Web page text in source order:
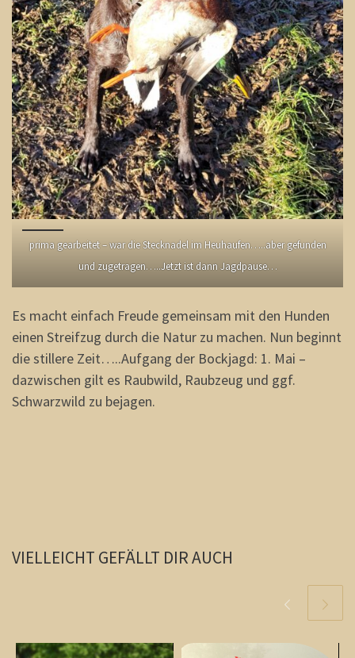
prima gearbeitet – war die Stecknadel im Heuhaufen…..aber gefunden
und zugetragen…..Jetzt ist dann Jagdpause…
Es macht einfach Freude gemeinsam mit den Hunden
einen Streifzug durch die Natur zu machen. Nun beginnt
die stillere Zeit…..Aufgang der Bockjagd: 1. Mai –
dazwischen gilt es Raubwild, Raubzeug und ggf.
Schwarzwild zu bejagen.
VIELLEICHT GEFÄLLT DIR AUCH